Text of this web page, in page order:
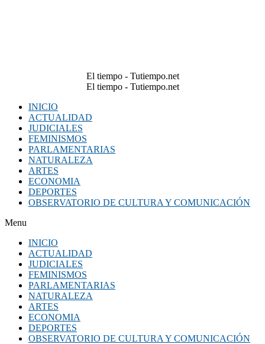
El tiempo - Tutiempo.net
El tiempo - Tutiempo.net
INICIO
ACTUALIDAD
JUDICIALES
FEMINISMOS
PARLAMENTARIAS
NATURALEZA
ARTES
ECONOMIA
DEPORTES
OBSERVATORIO DE CULTURA Y COMUNICACIÓN
Menu
INICIO
ACTUALIDAD
JUDICIALES
FEMINISMOS
PARLAMENTARIAS
NATURALEZA
ARTES
ECONOMIA
DEPORTES
OBSERVATORIO DE CULTURA Y COMUNICACIÓN